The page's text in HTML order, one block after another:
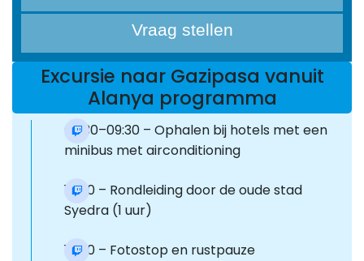
Vraag stellen
Excursie naar Gazipasa vanuit
Alanya programma
08:30–09:30 – Ophalen bij hotels met een
minibus met airconditioning
10:00 – Rondleiding door de oude stad
Syedra (1 uur)
10:50 – Fotostop en rustpauze